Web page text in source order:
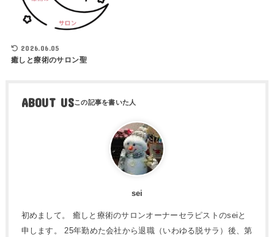
2026.06.05
癒しと療術のサロン聖
ABOUT US
sei
初めまして。 癒しと療術のサロンオーナーセラピストのseiと
申します。 25年勤めた会社から退職（いわゆる脱サラ）後、第